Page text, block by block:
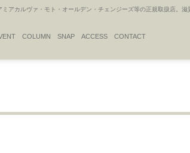
アカルヴァ・モト・オールデン・チェンジーズ等の正規取扱店。
COLUMN SNAP ACCESS CONTACT